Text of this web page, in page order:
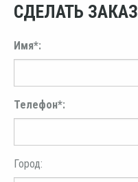
СДЕЛАТЬ ЗАКАЗ
Имя*:
Телефон*:
Город: